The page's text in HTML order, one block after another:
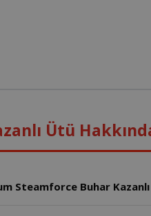
Ütü
Steamforce Buhar